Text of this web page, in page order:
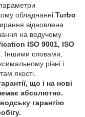
обладнанні Turbo
відновлена
на ведучому
ISO 9001, ISO
Іншими словами,
рівні і
якості.
що і на нові
абсолютно.
гарантію